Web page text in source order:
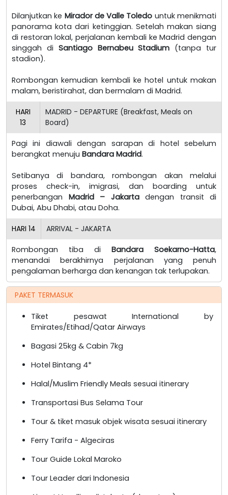
Dilanjutkan ke Mirador de Valle Toledo untuk menikmati
panorama kota dari ketinggian. Setelah makan siang
di restoran lokal, perjalanan kembali ke Madrid dengan
singgah di Santiago Bernabeu Stadium (tanpa tur
stadion).
Rombongan kemudian kembali ke hotel untuk makan
malam, beristirahat, dan bermalam di Madrid.
HARI
13
MADRID - DEPARTURE (Breakfast, Meals on
Board)
Pagi ini diawali dengan sarapan di hotel sebelum
berangkat menuju Bandara Madrid.
Setibanya di bandara, rombongan akan melalui
proses check-in, imigrasi, dan boarding untuk
penerbangan Madrid – Jakartadengan transit di
Dubai, Abu Dhabi, atau Doha.
HARI 14 ARRIVAL - JAKARTA
Rombongan tiba di Bandara Soekarno-Hatta,
menandai berakhirnya perjalanan yang penuh
pengalaman berharga dan kenangan tak terlupakan.
PAKET TERMASUK
Tiket pesawat International by
Emirates/Etihad/Qatar Airways
Bagasi 25kg & Cabin 7kg
Hotel Bintang 4*
Halal/Muslim Friendly Meals sesuai itinerary
Transportasi Bus Selama Tour
Tour & tiket masuk objek wisata sesuai itinerary
Ferry Tarifa - Algeciras
Tour Guide Lokal Maroko
Tour Leader dari Indonesia